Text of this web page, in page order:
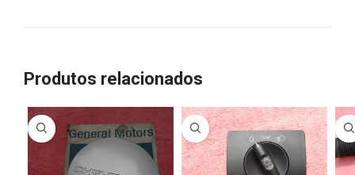
Produtos relacionados